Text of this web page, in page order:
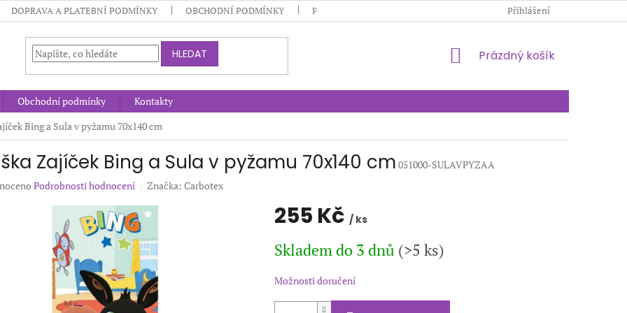
DOPRAVA A PLATEBNÍ PODMÍNKY OBCHODNÍ PODMÍNKY PODMÍNKY OCHRANY OSOBNÍCH ÚDAJŮ KONTAKTY
Přihlášení
HLEDAT
NÁKUPNÍ
Prázdný košík
Obchodní podmínky
Kontakty
Bing a Sula v pyžamu 70x140 cm
Zajíček Bing a Sula v pyžamu 70x140 cm 051000-SULAVPYZAA
Podrobnosti hodnocení Značka: Carbotex
255 Kč / ks
cena:
Skladem do 3 dnů (>5 ks)
Možnosti doručení